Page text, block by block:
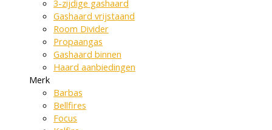
3-zijdige gashaard
Gashaard vrijstaand
Room Divider
Propaangas
Gashaard binnen
Haard aanbiedingen
Merk
Barbas
Bellfires
Focus